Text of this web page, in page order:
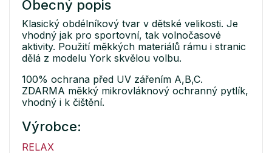
Obecný popis
Klasický obdélníkový tvar v dětské velikosti. Je
vhodný jak pro sportovní, tak volnočasové
aktivity. Použití měkkých materiálů rámu i stranic
dělá z modelu York skvělou volbu.
100% ochrana před UV zářením A,B,C.
ZDARMA měkký mikrovláknový ochranný pytlík,
vhodný i k čištění.
Výrobce:
RELAX